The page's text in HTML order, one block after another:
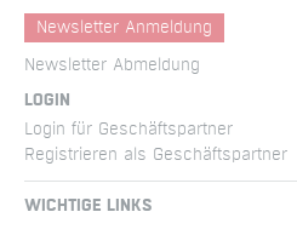
Serie
Serie
3D Viewer Vakuumschrauber
Serie
3D Step file Vakuumschrauber
Serie
Newsletter Anmeldung
Newsletter Abmeldung
LOGIN
Login für Geschäftspartner
Registrieren als Geschäftspartner
WICHTIGE LINKS